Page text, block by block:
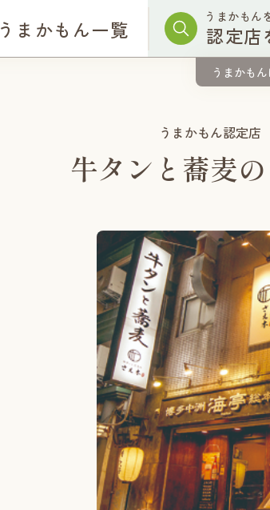
うまかもん一覧 うまかもん
認定店
うまかも
うまかもん認定店
牛タンと蕎麦